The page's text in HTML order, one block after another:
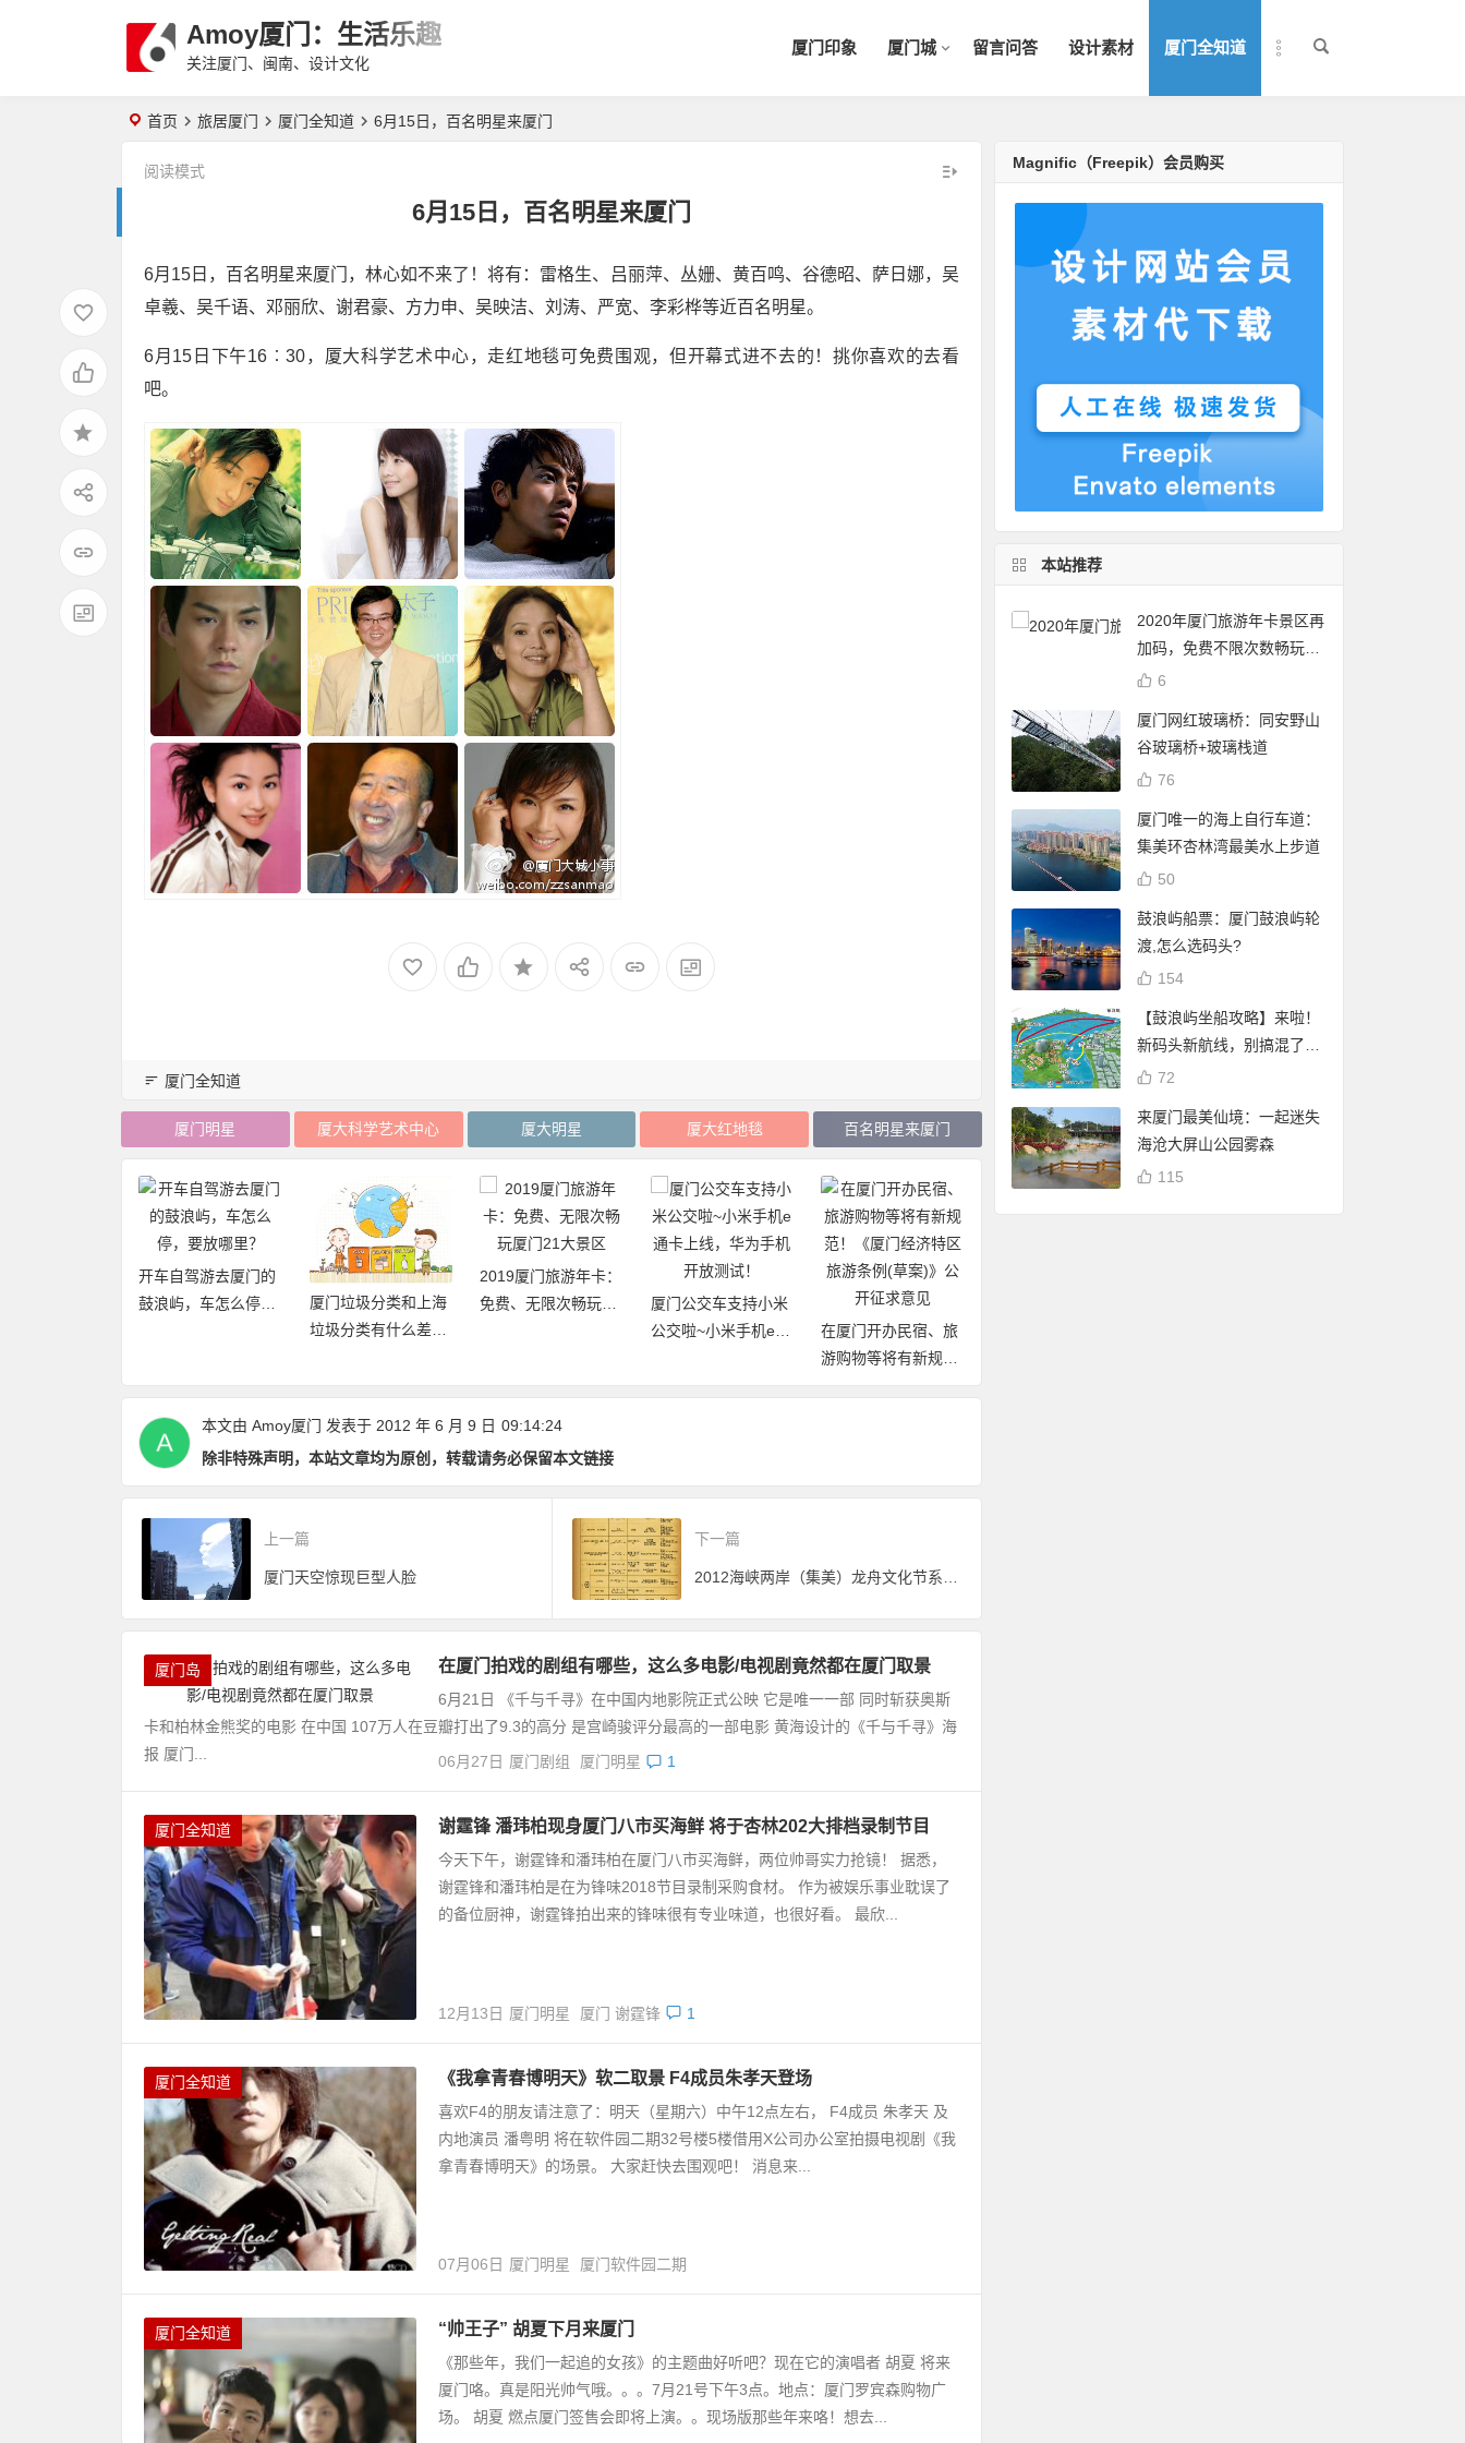
Amoy厦门：生活乐趣
关注厦门、闽南、设计文化
厦门印象 厦门城 留言问答 设计素材 厦门全知道
首页 旅居厦门 厦门全知道 6月15日，百名明星来厦门
6月15日，百名明星来厦门
阅读模式
6月15日，百名明星来厦门，林心如不来了！将有：雷格生、吕丽萍、丛姗、黄百鸣、谷德昭、萨日娜，吴
卓羲、吴千语、邓丽欣、谢君豪、方力申、吴映洁、刘涛、严宽、李彩桦等近百名明星。
6月15日下午16︰30，厦大科学艺术中心，走红地毯可免费围观，但开幕式进不去的！挑你喜欢的去看
吧。
厦门全知道
厦门明星 厦大科学艺术中心 厦大明星 厦大红地毯 百名明星来厦门
开车自驾游去厦门的
鼓浪屿，车怎么停，
厦门垃圾分类和上海
垃圾分类有什么差异
2019厦门旅游年卡：
免费、无限次畅玩厦
厦门公交车支持小米
公交啦~小米手机e通
放测试！
在厦门开办民宿、旅
游购物等将有新规
范！《厦门经济特区
本文由 Amoy厦门 发表于 2012 年 6 月 9 日 09:14:24
除非特殊声明，本站文章均为原创，转载请务必保留本文链接
上一篇
厦门天空惊现巨型人脸
下一篇
厦门岛 在厦门拍戏的剧组有哪些，这么多电影/电视剧竟然都在厦门取景
6月21日 《千与千寻》在中国内地影院正式公映 它是唯一一部 同时斩获奥斯
卡和柏林金熊奖的电影 在中国 107万人在豆瓣打出了9.3的高分 是宫崎骏评分最高的一部电影 黄海设计的《千与千寻》海
报 厦门...
06月27日 厦门剧组 厦门明星 1
厦门全知道 谢霆锋 潘玮柏现身厦门八市买海鲜 将于杏林202大排档录制节目
今天下午，谢霆锋和潘玮柏在厦门八市买海鲜，两位帅哥实力抢镜！ 据悉，
谢霆锋和潘玮柏是在为锋味2018节目录制采购食材。 作为被娱乐事业耽误了
的备位厨神，谢霆锋拍出来的锋味很有专业味道，也很好看。 最欣...
12月13日 厦门明星 厦门 谢霆锋 1
厦门全知道 《我拿青春博明天》软二取景 F4成员朱孝天登场
喜欢F4的朋友请注意了：明天（星期六）中午12点左右， F4成员 朱孝天 及
内地演员 潘粤明 将在软件园二期32号楼5楼借用X公司办公室拍摄电视剧《我
拿青春博明天》的场景。 大家赶快去围观吧！ 消息来...
07月06日 厦门明星 厦门软件园二期
厦门全知道 “帅王子” 胡夏下月来厦门
《那些年，我们一起追的女孩》的主题曲好听吧？现在它的演唱者 胡夏 将来
厦门咯。真是阳光帅气哦。。。7月21号下午3点。地点：厦门罗宾森购物广
场。 胡夏 燃点厦门签售会即将上演。。现场版那些年来咯！想去...
Magnific（Freepik）会员购买
本站推荐
2020年厦门旅游年卡景区再
加码，免费不限次数畅玩24
个景点
6
厦门网红玻璃桥：同安野山
谷玻璃桥+玻璃栈道
76
厦门唯一的海上自行车道：
集美环杏林湾最美水上步道
50
鼓浪屿船票：厦门鼓浪屿轮
渡,怎么选码头?
154
【鼓浪屿坐船攻略】来啦！
新码头新航线，别搞混了
哦！72
来厦门最美仙境：一起迷失
海沧大屏山公园雾森
115